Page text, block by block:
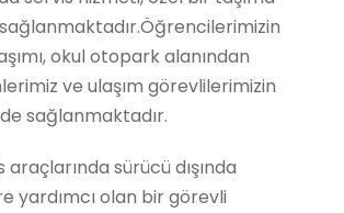
okul otopark alanından
ve ulaşım görevlilerimizin
sağlanmaktadır.
araçlarında sürücü dışında
yardımcı olan bir görevli